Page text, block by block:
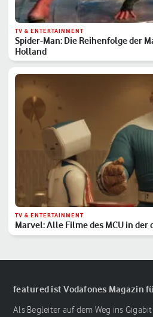
TV & ENTERTAINMENT
Spider-Man: Die Reihenfolge der
Holland
TV & ENTERTAINMENT
Marvel: Alle Filme des MCU in der
Reihenfolge
featured ist Vodafones Magazin
Als Begleiter auf dem Weg ins